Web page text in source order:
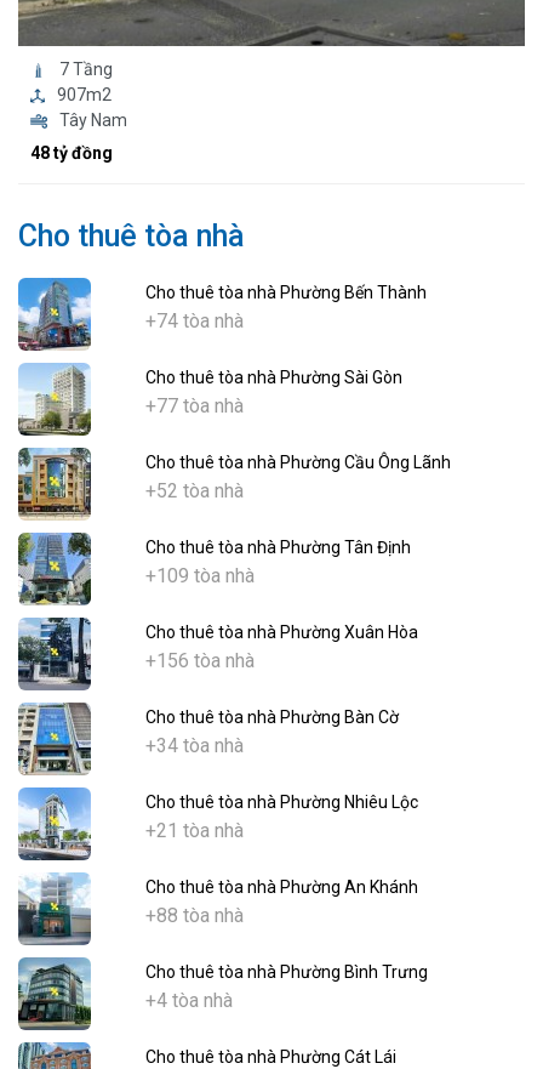
7 Tầng
907m2
Tây Nam
48 tỷ đồng
Cho thuê tòa nhà
Cho thuê tòa nhà Phường Bến Thành
+74 tòa nhà
Cho thuê tòa nhà Phường Sài Gòn
+77 tòa nhà
Cho thuê tòa nhà Phường Cầu Ông Lãnh
+52 tòa nhà
Cho thuê tòa nhà Phường Tân Định
+109 tòa nhà
Cho thuê tòa nhà Phường Xuân Hòa
+156 tòa nhà
Cho thuê tòa nhà Phường Bàn Cờ
+34 tòa nhà
Cho thuê tòa nhà Phường Nhiêu Lộc
+21 tòa nhà
Cho thuê tòa nhà Phường An Khánh
+88 tòa nhà
Cho thuê tòa nhà Phường Bình Trưng
+4 tòa nhà
Cho thuê tòa nhà Phường Cát Lái